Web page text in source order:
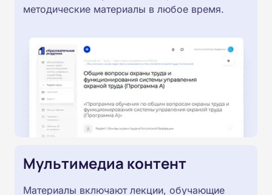
методические материалы в любое время.
Мультимедиа контент
Материалы включают лекции, обучающие